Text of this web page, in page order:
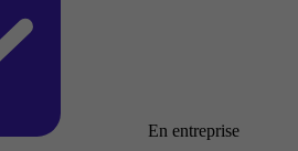
En entreprise